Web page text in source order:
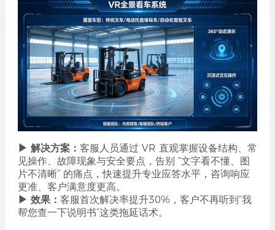
▶ 解决方案： 客服人员通过 VR 直观掌握设备结构、常
见操作、故障现象与安全要点，告别 “文字看不懂、图
片不清晰” 的痛点，快速提升专业应答水平，咨询响应
更准、客户满意度更高。
▶ 效果： 客服首次解决率提升30%，客户不再听到“我
帮您查一下说明书”这类拖延话术。